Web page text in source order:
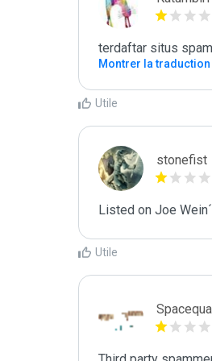
terdaftar situs spam
Montrer la traduction
Utile
stonefist
Listed on Joe
Utile